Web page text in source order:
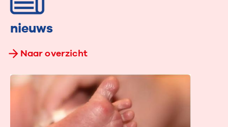
nieuws
Naar overzicht